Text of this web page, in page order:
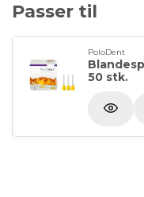
Passer til
PoloDent
50 stk.